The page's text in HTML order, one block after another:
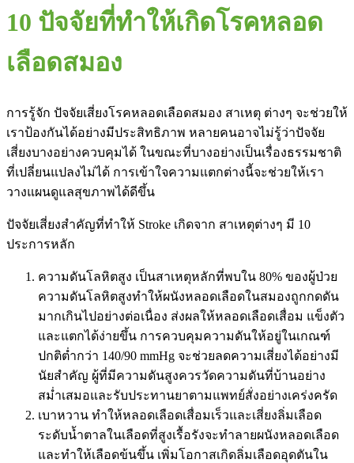
10 ปัจจัยที่ทำให้เกิดโรคหลอด
เลือดสมอง
การรู้จัก ปัจจัยเสี่ยงโรคหลอดเลือดสมอง สาเหตุ ต่างๆ จะช่วยให้
เราป้องกันได้อย่างมีประสิทธิภาพ หลายคนอาจไม่รู้ว่าปัจจัย
เสี่ยงบางอย่างควบคุมได้ ในขณะที่บางอย่างเป็นเรื่องธรรมชาติ
ที่เปลี่ยนแปลงไม่ได้ การเข้าใจความแตกต่างนี้จะช่วยให้เรา
วางแผนดูแลสุขภาพได้ดีขึ้น
ปัจจัยเสี่ยงสำคัญที่ทำให้ Stroke เกิดจาก สาเหตุต่างๆ มี 10
ประการหลัก
ความดันโลหิตสูง เป็นสาเหตุหลักที่พบใน 80% ของผู้ป่วย
ความดันโลหิตสูงทำให้ผนังหลอดเลือดในสมองถูกกดดัน
มากเกินไปอย่างต่อเนื่อง ส่งผลให้หลอดเลือดเสื่อม แข็งตัว
และแตกได้ง่ายขึ้น การควบคุมความดันให้อยู่ในเกณฑ์
ปกติต่ำกว่า 140/90 mmHg จะช่วยลดความเสี่ยงได้อย่างมี
นัยสำคัญ ผู้ที่มีความดันสูงควรวัดความดันที่บ้านอย่าง
สม่ำเสมอและรับประทานยาตามแพทย์สั่งอย่างเคร่งครัด
เบาหวาน ทำให้หลอดเลือดเสื่อมเร็วและเสี่ยงลิ่มเลือด
ระดับน้ำตาลในเลือดที่สูงเรื้อรังจะทำลายผนังหลอดเลือด
และทำให้เลือดข้นขึ้น เพิ่มโอกาสเกิดลิ่มเลือดอุดตันใน